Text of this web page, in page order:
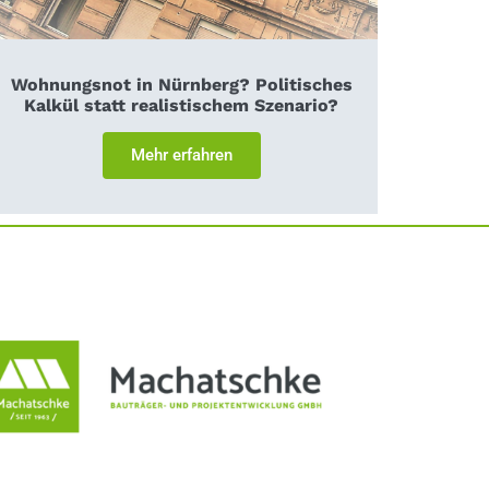
Wohnungsnot in Nürnberg? Politisches
Kalkül statt realistischem Szenario?
Mehr erfahren